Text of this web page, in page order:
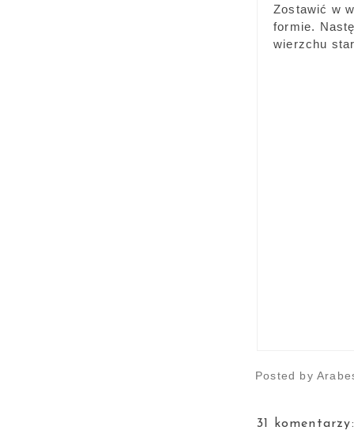
Zostawić w
formie.
wierzchu
Posted by
31 komentarzy: